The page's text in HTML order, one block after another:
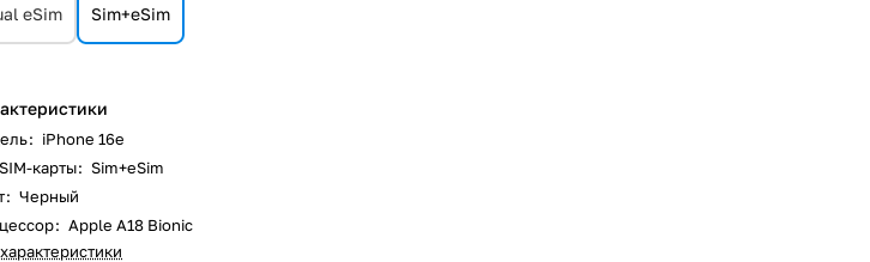
eSim Sim+eSim
: iPhone 16e
карты: Sim+eSim
: Черный
: Apple A18 Bionic